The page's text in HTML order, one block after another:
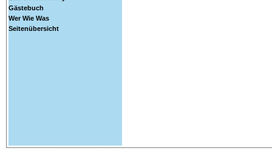
Gästebuch
Wer Wie Was
Seitenübersicht